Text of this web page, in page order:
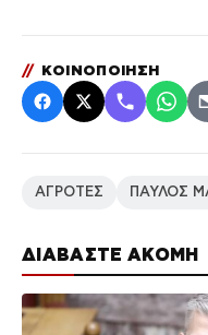
ΔΙΑΒΑΣΤΕ ΑΚΟΜΗ
// ΚΟΙΝΟΠΟΙΗΣΗ
ΑΓΡΟΤΕΣ ΠΑΥΛΟΣ